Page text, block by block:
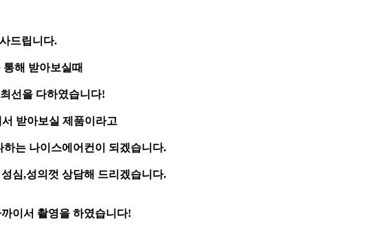
드립니다.
해 받아보실때
선을 다하였습니다!
받아보실 제품이라고
는 나이스에어컨이 되겠습니다.
심,성의껏 상담해 드리겠습니다.
이서 촬영을 하였습니다!